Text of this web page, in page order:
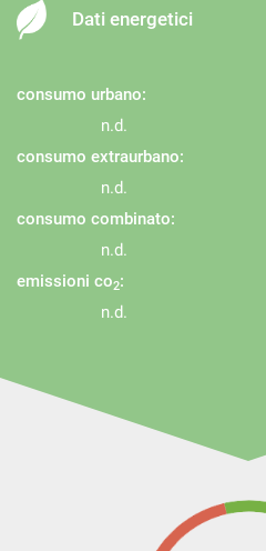
Dati energetici
consumo urbano:
n.d.
consumo extraurbano:
n.d.
consumo combinato:
n.d.
emissioni co2:
n.d.